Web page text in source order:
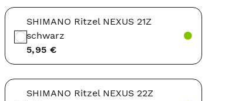
SHIMANO Ritzel NEXUS 21Z
schwarz
5,95 €
SHIMANO Ritzel NEXUS 22Z